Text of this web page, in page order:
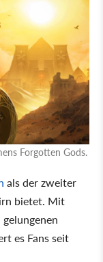
Forgotten Gods.
als der zweiter
bietet. Mit
es Fans seit